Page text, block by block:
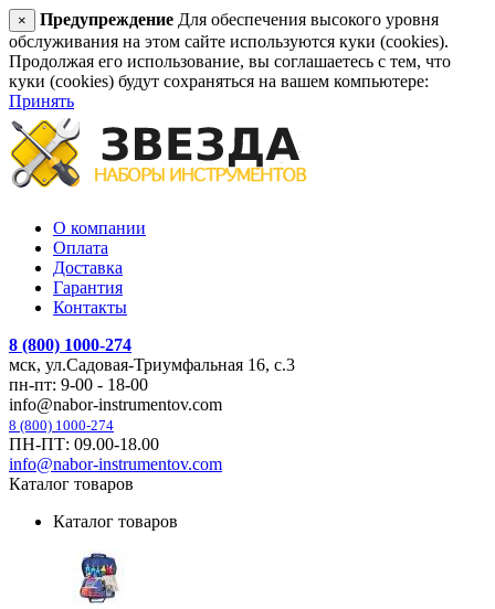
× Предупреждение Для обеспечения высокого уровня
обслуживания на этом сайте используются куки (cookies).
Продолжая его использование, вы соглашаетесь с тем, что
куки (cookies) будут сохраняться на вашем компьютере:
Принять
О компании
Оплата
Доставка
Гарантия
Контакты
8 (800) 1000-274
мск, ул.Садовая-Триумфальная 16, с.3
пн-пт: 9-00 - 18-00
info@nabor-instrumentov.com
8 (800) 1000-274
ПН-ПТ: 09.00-18.00
info@nabor-instrumentov.com
Каталог товаров
Каталог товаров